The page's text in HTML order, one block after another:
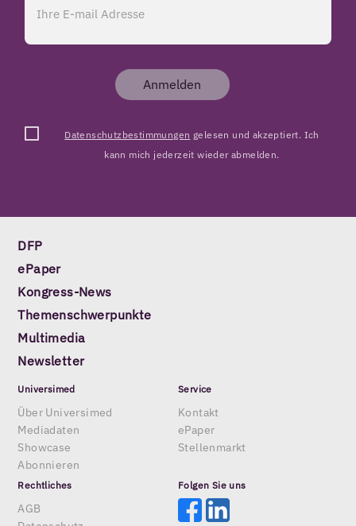
Anmelden
Datenschutzbestimmungen gelesen und akzeptiert. Ich
kann mich jederzeit wieder abmelden.
DFP
ePaper
Kongress-News
Themenschwerpunkte
Multimedia
Newsletter
Universimed
Über Universimed
Mediadaten
Showcase
Abonnieren
Service
Kontakt
ePaper
Stellenmarkt
Rechtliches
AGB
Folgen Sie uns